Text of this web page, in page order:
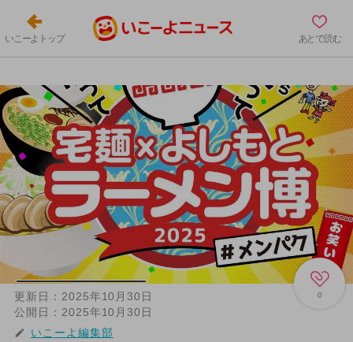
いこーよトップ あとで読む
0
更新日： 2025年10月30日
公開日： 2025年10月30日
いこーよ編集部